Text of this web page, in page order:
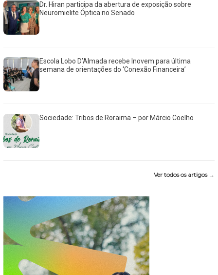
Dr. Hiran participa da abertura de exposição sobre
Neuromielite Óptica no Senado
Escola Lobo D’Almada recebe Inovem para última
semana de orientações do ‘Conexão Financeira’
Sociedade: Tribos de Roraima – por Márcio Coelho
Ver todos os artigos →